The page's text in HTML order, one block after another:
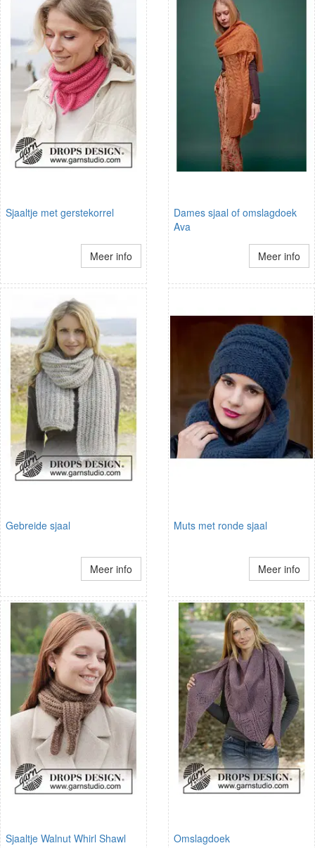
Sjaaltje met gerstekorrel
Meer info
Dames sjaal of omslagdoek
Ava
Meer info
Gebreide sjaal
Meer info
Muts met ronde sjaal
Meer info
Sjaaltje Walnut Whirl Shawl Omslagdoek